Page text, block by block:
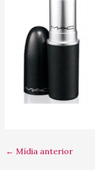
← Mídia anterior